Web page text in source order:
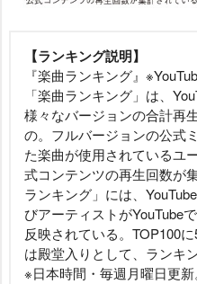
【ランキング説明】
『楽曲ランキング』
「楽曲ランキング」は、
様々なバージョンの合計再
の。フルバージョンの公式
た楽曲が使用されているユ
式コンテンツの再生回数が
ランキング」には、
びアーティストがYouTube
反映されている。TOP100
は殿堂入りとして、ランキ
※日本時間・毎週月曜日更新